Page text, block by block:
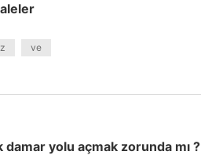
ve
damar yolu açmak zorunda mı ?